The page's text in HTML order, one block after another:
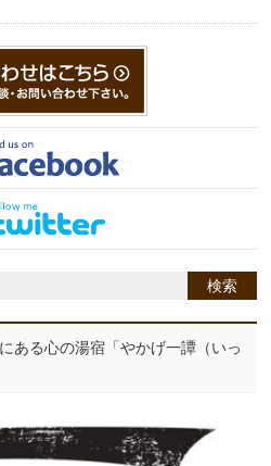
ある心の湯宿「やかげ一譚（いっ